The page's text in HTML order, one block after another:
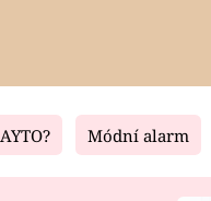
Living
AYTO? Módní alarm